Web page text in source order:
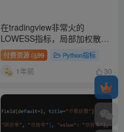
在tradingview非常火的
LOWESS指标，局部加权散点
图平滑–源码下载
付费资源 99 Python指标
1年前 30